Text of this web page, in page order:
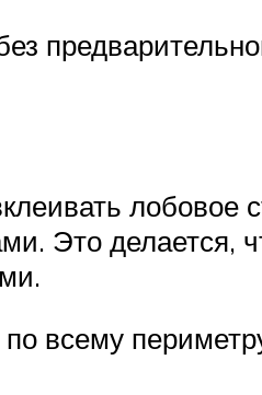
лобовое
Это
всему